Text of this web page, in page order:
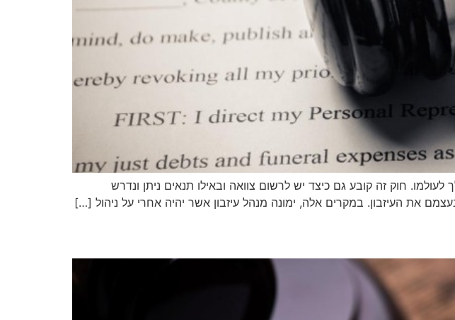
חוק זה קובע גם כיצד יש לרשום צוואה ובאילו תנאים ניתן ונדרש
את העיזבון. במקרים אלה, ימונה מנהל עיזבון אשר יהיה אחרי על ניהול […]